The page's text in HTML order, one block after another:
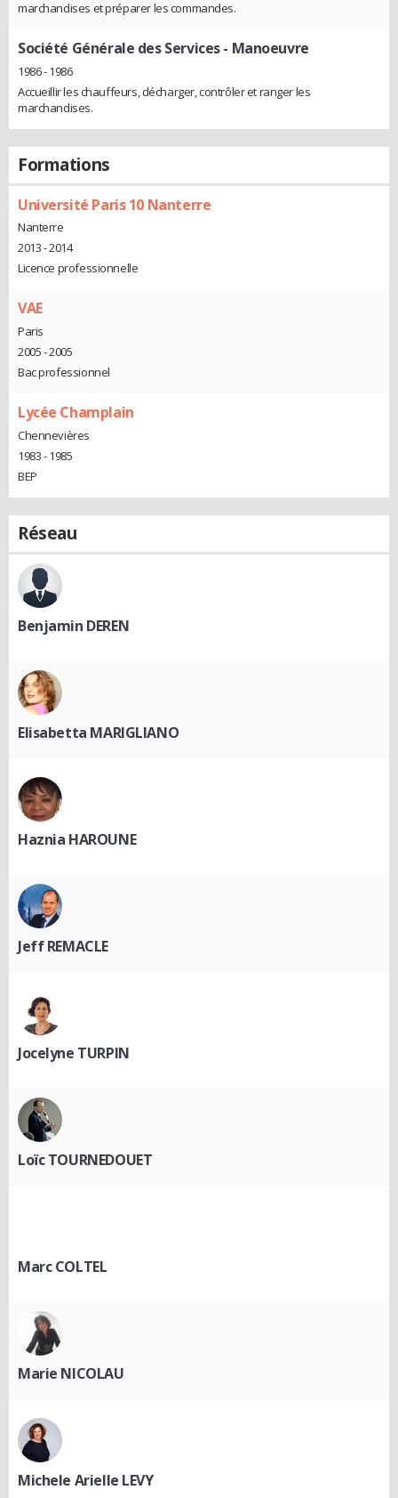
marchandises et préparer les commandes.
Société Générale des Services- Manoeuvre
1986 - 1986
Accueillir les chauffeurs, décharger, contrôler et ranger les
marchandises.
Formations
Université Paris 10 Nanterre
Nanterre
2013 - 2014
Licence professionnelle
VAE
Paris
2005 - 2005
Bac professionnel
Lycée Champlain
Chennevières
1983 - 1985
BEP
Réseau
Benjamin DEREN
Elisabetta MARIGLIANO
Haznia HAROUNE
Jeff REMACLE
Jocelyne TURPIN
Loïc TOURNEDOUET
Marc COLTEL
Marie NICOLAU
Michele Arielle LEVY